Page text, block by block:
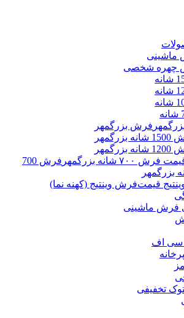
ماشینی
چهره شخصی
فرش بزرگمهر
بزرگمهر
بزرگمهر
فرش 700
بزرگمهر
فرش وینتیج (کهنه نما)
فرش ماشینی
سی اف
تخفیفی